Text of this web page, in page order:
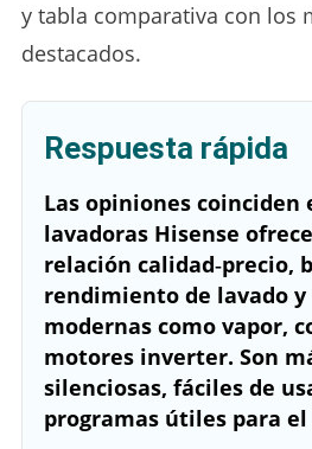
y tabla comparativa con los
destacados.
Respuesta rápida
Las opiniones coinciden
lavadoras Hisense
relación calidad‑precio,
rendimiento de lavado
modernas como vapor,
motores inverter. Son
silenciosas, fáciles de
programas útiles para el